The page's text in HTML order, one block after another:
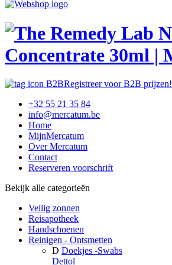
Concentrate 30ml |
Registreer voor B2B prijzen!
+32 55 21 35 84
info@mercatum.be
Home
MijnMercatum
Over Mercatum
Contact
Reserveren voorschrift
Bekijk alle categorieën
Veilig zonnen
Reisapotheek
Handschoenen
Reinigen - Ontsmetten
D Doekjes -Swabs
Dettol